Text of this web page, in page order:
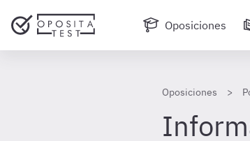
Oposiciones
Oposiciones